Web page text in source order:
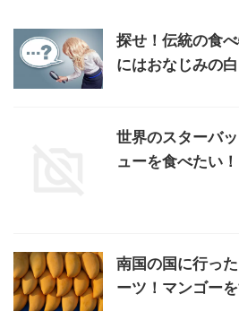
探せ！伝統の食
にはおなじみの
世界のスターバ
ューを食べたい
南国の国に行っ
ーツ！マンゴー